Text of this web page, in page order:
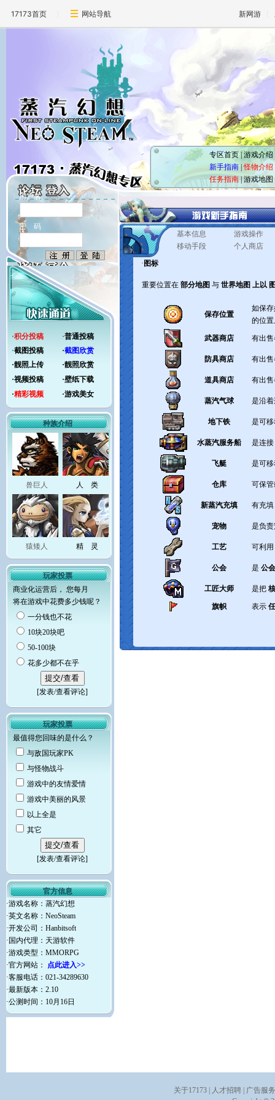
17173首页 网站导航 新网游
专区首页| 游戏介绍
新手指南 |怪物介绍
任务指南|游戏地图
用户名
密 码
·积分投稿 ·普通投稿
·截图投稿 ·截图欣赏
·靓照上传 ·靓照欣赏
·视频投稿 ·壁纸下载
·精彩视频 ·游戏美女
种族介绍
兽巨人 人 类
猿矮人 精 灵
玩家投票
商业化运营后， 您每月
将在游戏中花费多少钱呢？
一分钱也不花
10块20块吧
50-100块
花多少都不在乎
[发表/查看评论]
玩家投票
最值得您回味的是什么？
与敌国玩家PK
与怪物战斗
游戏中的友情爱情
游戏中美丽的风景
以上全是
其它
[发表/查看评论]
官方信息
·游戏名称：蒸汽幻想
·英文名称：NeoSteam
·开发公司：Hanbitsoft
·国内代理：天游软件
·游戏类型：MMORPG
·官方网站： 点此进入>>
·客服电话：021-34289630
·最新版本：2.10
·公测时间：10月16日
基本信息
游戏操作
移动手段
个人商店
· 图标
重要位置在 部分地图 与 世界地图 上以
保存位置
如保
的位
武器商店 有出
防具商店 有出
道具商店 有出
蒸汽气球 是沿
地下铁 是可
水蒸汽服务船 是连
飞艇 是可
仓库 可保
新蒸汽充填 有充
宠物 是负
工艺 可利
公会 是公
工匠大师 是把
旗帜 表示
关于17173 人才招聘
广告服务